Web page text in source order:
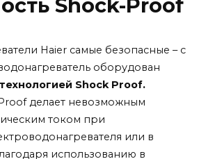
Shock-Proof
Haier самые безопасные – с
оборудован
технологией Shock Proof.
Proof делает невозможным
током при
или в
использованию в